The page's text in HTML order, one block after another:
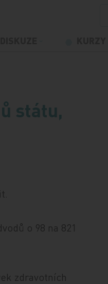
státu,
o 98 na 821
zdravotních